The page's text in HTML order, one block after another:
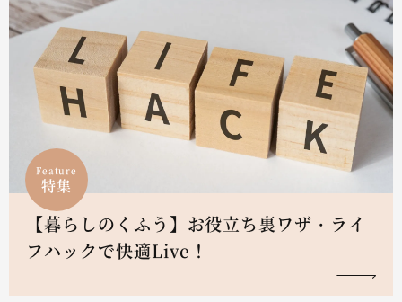
Feature
特集
【暮らしのくふう】お役立ち裏ワザ・ライ
フハックで快適Live！